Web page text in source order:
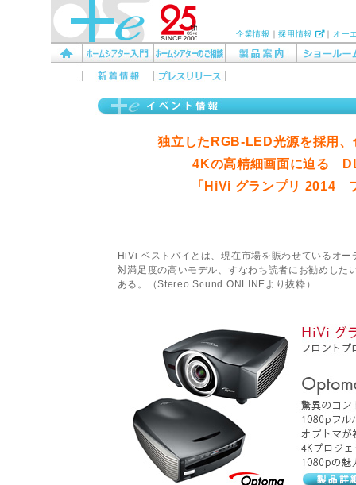
企業情報 ｜採用情報 ｜ オー
独立したRGB-LED光源を採用
4Kの高精細画面に迫る
「HiVi グランプリ 2014
HiVi ベストバイとは、現在市場を賑わせているオ
対満足度の高いモデル、すなわち読者にお勧めし
ある。（Stereo Sound ONLINEより抜粋）